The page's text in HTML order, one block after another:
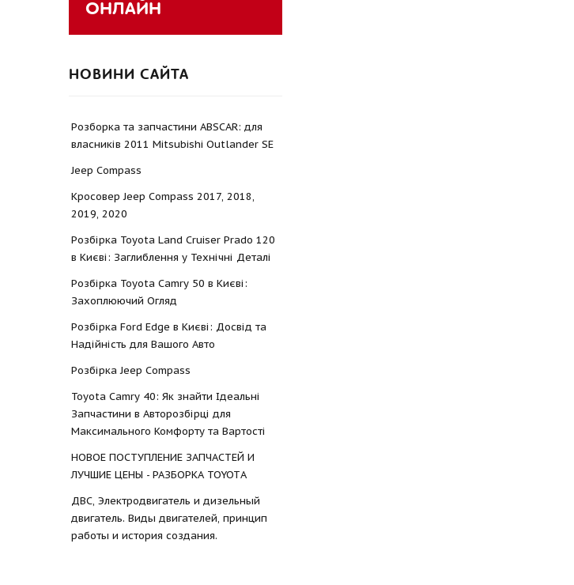
ОНЛАЙН
НОВИНИ САЙТА
Розборка та запчастини ABSCAR: для
власників 2011 Mitsubishi Outlander SE
Jeep Compass
Кросовер Jeep Compass 2017, 2018,
2019, 2020
Розбірка Toyota Land Cruiser Prado 120
в Києві: Заглиблення у Технічні Деталі
Розбірка Toyota Camry 50 в Києві:
Захоплюючий Огляд
Розбірка Ford Edge в Києві: Досвід та
Надійність для Вашого Авто
Розбірка Jeep Compass
Toyota Camry 40: Як знайти Ідеальні
Запчастини в Авторозбірці для
Максимального Комфорту та Вартості
НОВОЕ ПОСТУПЛЕНИЕ ЗАПЧАСТЕЙ И
ЛУЧШИЕ ЦЕНЫ - РАЗБОРКА TOYOTА
ДВС, Электродвигатель и дизельный
двигатель. Виды двигателей, принцип
работы и история создания.